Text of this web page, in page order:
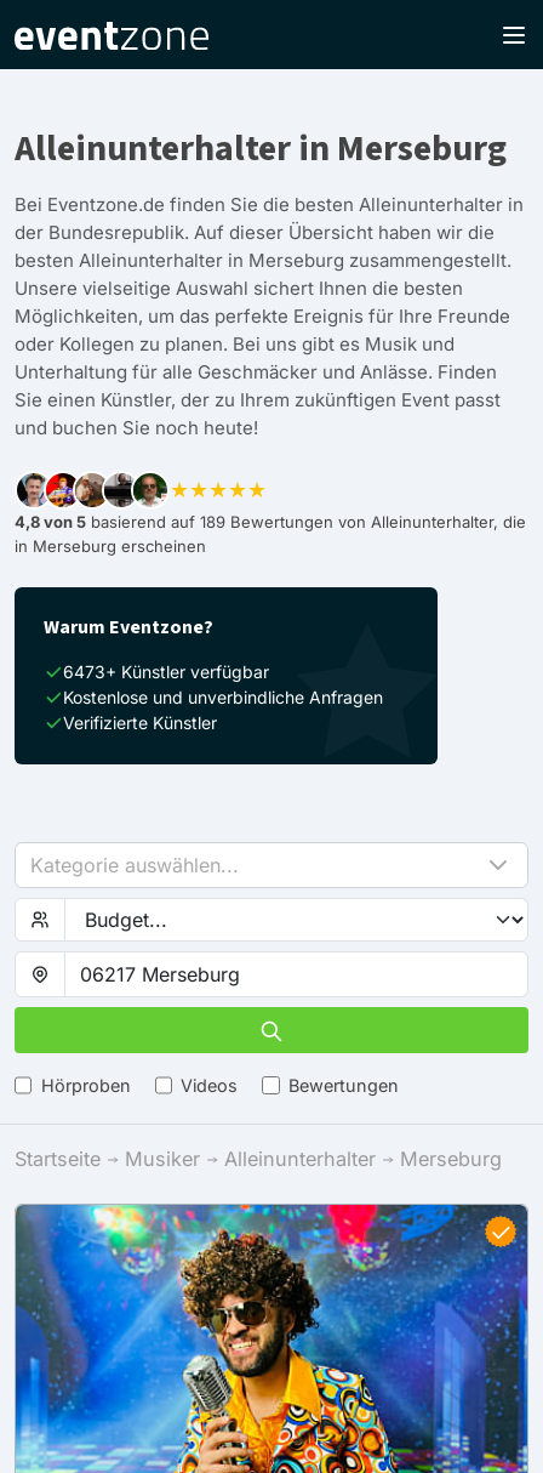
Alleinunterhalter in Merseburg
Bei Eventzone.de finden Sie die besten Alleinunterhalter in
der Bundesrepublik. Auf dieser Übersicht haben wir die
besten Alleinunterhalter in Merseburg zusammengestellt.
Unsere vielseitige Auswahl sichert Ihnen die besten
Möglichkeiten, um das perfekte Ereignis für Ihre Freunde
oder Kollegen zu planen. Bei uns gibt es Musik und
Unterhaltung für alle Geschmäcker und Anlässe. Finden
Sie einen Künstler, der zu Ihrem zukünftigen Event passt
und buchen Sie noch heute!
★★★★★
4,8 von 5 basierend auf 189 Bewertungen von Alleinunterhalter, die
in Merseburg erscheinen
Warum Eventzone?
6473+ Künstler verfügbar
Kostenlose und unverbindliche Anfragen
Verifizierte Künstler
Kategorie auswählen...
Hörproben Videos Bewertungen
Startseite Musiker Alleinunterhalter Merseburg